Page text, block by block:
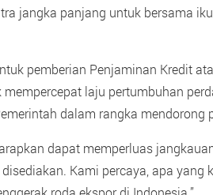
jangka panjang untuk bersama
pemberian Penjaminan Kredit
laju pertumbuhan
dalam rangka mendorong
dapat memperluas
Kami percaya, apa